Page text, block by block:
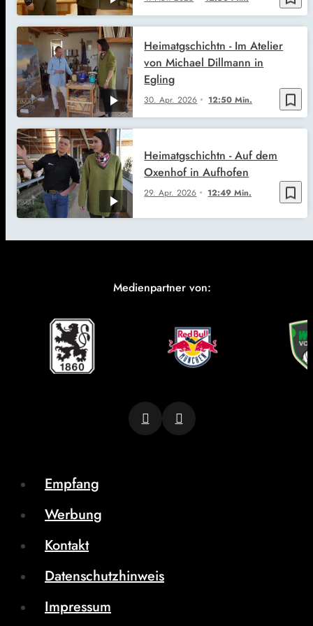
bookmark_border
30. Apr. 2026 12:50 Min.
Heimatgschichtn - Im Atelier
von Michael Dillmann in
Egling
bookmark_border
29. Apr. 2026 12:49 Min.
Heimatgschichtn - Auf dem
Oxenhof in Aufhofen
Medienpartner von:
Empfang
Werbung
Kontakt
Datenschutzhinweis
Impressum